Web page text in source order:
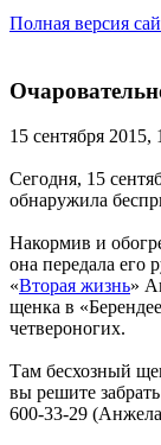
Полная версия
15 сентября 2015,
Сегодня, 15
обнаружила
Накормив и
она передала его
«Вторая жизнь»
щенка в
четвероногих.
Там бесхозный
вы решите
600-33-29